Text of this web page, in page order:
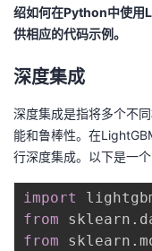
者
博
的
我
绍如何在Python中使用
供相应的代码示例。
深度集成
深度集成是指将多个不
能和鲁棒性。在
行深度集成。以下是一个
import
from sklearn .
from sklearn .